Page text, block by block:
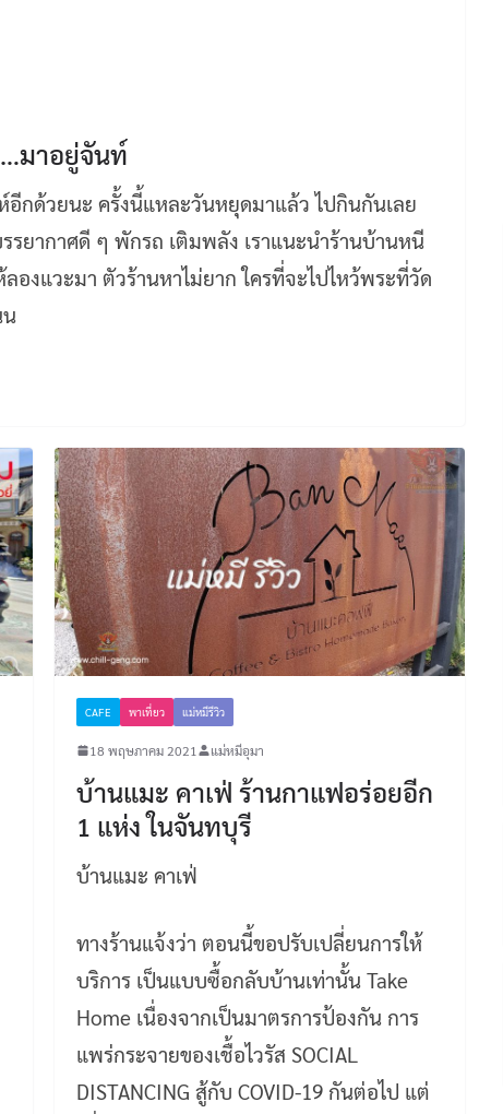
มาอยู่จันท์
กด้วยนะ ครั้งนี้แหละวันหยุดมาแล้ว ไปกินกันเลย
ยากาศดี ๆ พักรถ เติมพลัง เราแนะนำร้านบ้านหนี
งแวะมา ตัวร้านหาไม่ยาก ใครที่จะไปไหว้พระที่วัด
น
CAFE พาเที่ยว แม่หมีรีวิว
18 พฤษภาคม 2021 แม่หมีอุมา
บ้านแมะ คาเฟ่ ร้านกาแฟอร่อยอีก
1 แห่ง ในจันทบุรี
บ้านแมะ คาเฟ่
ทางร้านแจ้งว่า ตอนนี้ขอปรับเปลี่ยนการให้
บริการ เป็นแบบซื้อกลับบ้านเท่านั้น Take
Home เนื่องจากเป็นมาตรการป้องกัน การ
แพร่กระจายของเชื้อไวรัส SOCIAL
DISTANCING สู้กับ COVID-19 กันต่อไป แต่